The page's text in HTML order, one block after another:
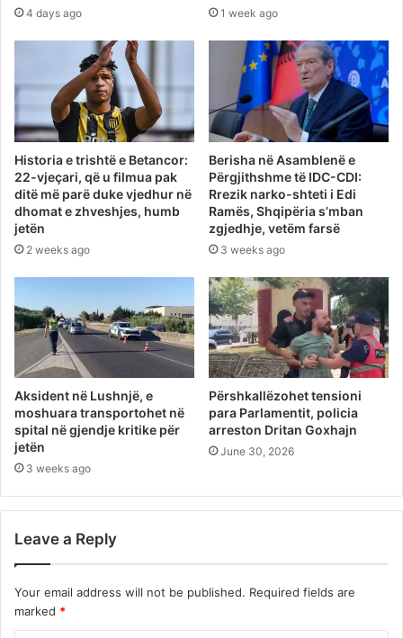
4 days ago 1 week ago
Historia e trishtë e Betancor:
22-vjeçari, që u filmua pak
ditë më parë duke vjedhur në
dhomat e zhveshjes, humb
jetën
2 weeks ago
Berisha në Asamblenë e
Përgjithshme të IDC-CDI:
Rrezik narko-shteti i Edi
Ramës, Shqipëria s’mban
zgjedhje, vetëm farsë
3 weeks ago
Aksident në Lushnjë, e
moshuara transportohet në
spital në gjendje kritike për
jetën
3 weeks ago
Përshkallëzohet tensioni
para Parlamentit, policia
arreston Dritan Goxhajn
June 30, 2026
Leave a Reply
Your email address will not be published. Required fields are
marked *